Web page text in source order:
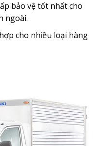
bảo vệ tốt nhất cho
ngoài.
cho nhiều loại hàng